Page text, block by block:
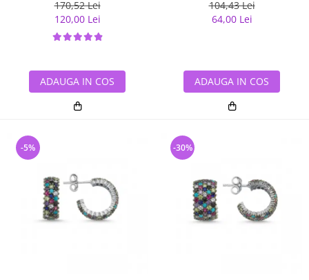
170,52 Lei
120,00 Lei
ADAUGA IN COS
104,43 Lei
64,00 Lei
ADAUGA IN COS
-5% -30%